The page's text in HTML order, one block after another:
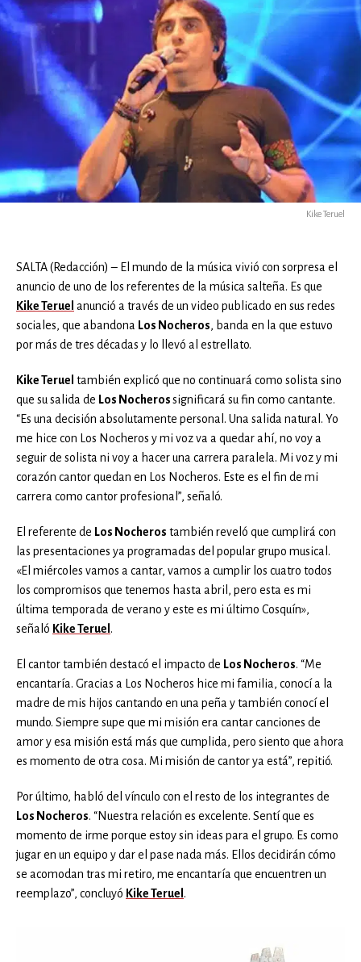
Kike Teruel
SALTA (Redacción) – El mundo de la música vivió con sorpresa el
anuncio de uno de los referentes de la música salteña. Es que
Kike Teruel anunció a través de un video publicado en sus redes
sociales, que abandona Los Nocheros, banda en la que estuvo
por más de tres décadas y lo llevó al estrellato.
Kike Teruel también explicó que no continuará como solista sino
que su salida de Los Nocherossignificará su fin como cantante.
“Es una decisión absolutamente personal. Una salida natural. Yo
me hice con Los Nocheros y mi voz va a quedar ahí, no voy a
seguir de solista ni voy a hacer una carrera paralela. Mi voz y mi
corazón cantor quedan en Los Nocheros. Este es el fin de mi
carrera como cantor profesional”, señaló.
El referente de Los Nocheros también reveló que cumplirá con
las presentaciones ya programadas del popular grupo musical.
«El miércoles vamos a cantar, vamos a cumplir los cuatro todos
los compromisos que tenemos hasta abril, pero esta es mi
última temporada de verano y este es mi último Cosquín»,
señaló Kike Teruel .
El cantor también destacó el impacto de Los Nocheros. “Me
encantaría. Gracias a Los Nocheros hice mi familia, conocí a la
madre de mis hijos cantando en una peña y también conocí el
mundo. Siempre supe que mi misión era cantar canciones de
amor y esa misión está más que cumplida, pero siento que ahora
es momento de otra cosa. Mi misión de cantor ya está”, repitió.
Por último, habló del vínculo con el resto de los integrantes de
Los Nocheros. “Nuestra relación es excelente. Sentí que es
momento de irme porque estoy sin ideas para el grupo. Es como
jugar en un equipo y dar el pase nada más. Ellos decidirán cómo
se acomodan tras mi retiro, me encantaría que encuentren un
reemplazo”, concluyó Kike Teruel .